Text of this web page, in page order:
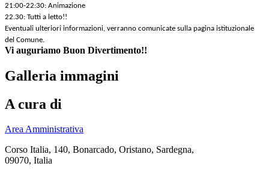
21:00-22:30: Animazione
22.30: Tutti a letto!!
Eventuali ulteriori informazioni, verranno comunicate sulla pagina istituzionale
del Comune.
Vi auguriamo Buon Divertimento!!
Galleria immagini
A cura di
Area Amministrativa
Corso Italia, 140, Bonarcado, Oristano, Sardegna,
09070, Italia